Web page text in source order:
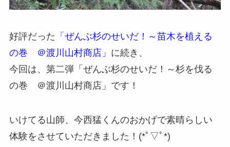
好評だった 「ぜんぶ杉のせいだ！～苗木を植える
の巻 ＠渡川山村商店」 に続き、
今回は、第二弾「ぜんぶ杉のせいだ！～杉を伐る
の巻 ＠渡川山村商店」です！
いけてる山師、今西猛くんのおかげで素晴らしい
体験をさせていただきました！(*ﾟ▽ﾟ*)